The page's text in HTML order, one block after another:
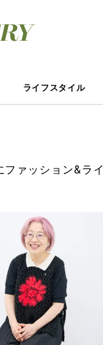
ライフスタイル
ファッション&ライ